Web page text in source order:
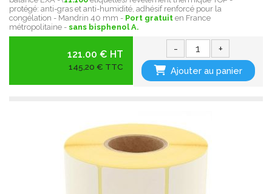
protégé: anti-gras et anti-humidité, adhésif renforcé pour la
congélation - Mandrin 40 mm - Port gratuit en France
métropolitaine - sans bisphenol A.
121.00 € HT
145,20 € TTC
- +
Ajouter au panier